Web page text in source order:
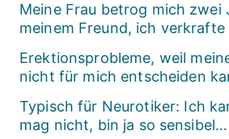
Meine Frau betrog mich zwei
meinem Freund, ich verkrafte
Erektionsprobleme, weil
nicht für mich entscheiden
Typisch für Neurotiker: Ich
mag nicht, bin ja so sensibel…